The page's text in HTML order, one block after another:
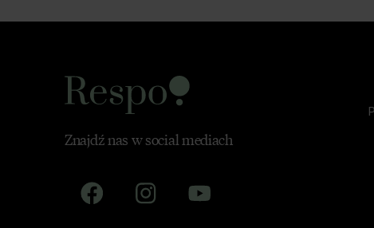
Znajdź nas w social mediach